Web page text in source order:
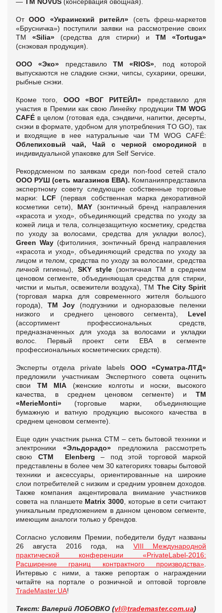
ОтООО «Украинский ритейл» (сеть фреш-маркетов
«Брусничка») поступили заявки на рассмотрение своих
ТМ «Silia» (средства для стирки) и ТМ «Tortuga»
(снэковая продукция).
ООО «Эко» представилоТМ «RIOS» , под которой
выпускаются не сладкие снэки, чипсы, сухарики, орешки,
рыбные снэки.
Кроме того, ООО «ВОГ РИТЕЙЛ» представило для
участия в Премии как свою Линейку продукции ТМ WOG
CAFÉ в целом (готовая еда, сэндвичи, напитки, десерты,
снэки в формате, удобном для употребления TO GO), так
и входящие в нее натуральные чаи ТМ WOG CAFÉ:
Облепиховый чай, Чай с черной смородиной в
индивидуальной упаковке для Self Service.
Рекордсменом по заявкам среди non-food сетей стало
ООО РУШ (сеть магазинов ЕВА). Компанияпредставила
экспертному совету следующие собственные торговые
марки: LCF (первая собственная марка декоративной
косметики сети), MAY (зонтичный бренд направления
«красота и уход», объединяющий средства по уходу за
кожей лица и тела, солнцезащитную косметику, средства
по уходу за волосами, средства для укладки волос),
GreenWay (фитолиния, зонтичный бренд направления
«красота и уход», объединяющий средства по уходу за
лицом и телом, средства по уходу за волосами, средства
личной гигиены), SKY style(зонтичная ТМ в среднем
ценовом сегменте, объединяющая средства для стирки,
чистки и мытья, освежители воздуха), ТМ The City Spirit
(торговая марка для современного жителя большого
города), ТМJoy (подгузники и одноразовые пеленки
низкого и среднего ценового сегмента), Level
(ассортимент профессиональных средств,
предназначенных для ухода за волосами и укладки
волос. Первый проект сети ЕВА в сегменте
профессиональных косметических средств).
Эксперты отдела private labels ООО «Суматра-ЛТД»
предложили участникам Экспертного совета оценить
свои ТМ MIA (женские колготы и носки, высокого
качества, в среднем ценовом сегменте) и ТМ
«MerieMonti» (торговые марки, объединяющие
бумажную и ватную продукцию высокого качества в
среднем ценовом сегменте).
Еще один участник рынка СТМ – сеть бытовой техники и
электроники «Эльдорадо» предложила рассмотреть
свою СТМ Elenberg – под этой торговой маркой
представлены в более чем 30 категориях товары бытовой
техники и аксессуары, ориентированные на широкие
слои потребителей с низким и средним уровнем доходов.
Также компания акцентировала внимание участников
совета на планшете Matrix 3000 , которые в сети считают
уникальным предложением в данном ценовом сегменте,
имеющим аналоги только у брендов.
Согласно условиям Премии, победители будут названы
26 августа 2016 года, на VIII Международной
практической конференции «PrivateLabel-2016:
Расширение границ контрактного производства»
Интервью с ними, а также репортаж о награждении
читайте на портале о розничной и оптовой торговле
TradeMaster.UA!
Текст: Валерий ЛОБОВКО (vl@trademaster.com.ua)